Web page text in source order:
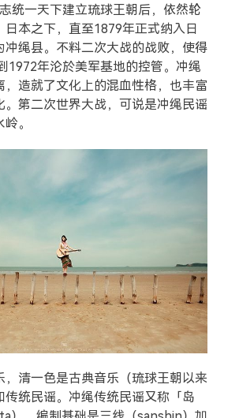
统一天下建立琉球王朝后，依然轮
日本之下，直至1879年正式纳入日
冲绳县。不料二次大战的战败，使得
1972年沦於美军基地的控管。冲绳
，造就了文化上的混血性格，也丰富
。第二次世界大战，可说是冲绳民谣
。
，清一色是古典音乐（琉球王朝以来
传统民谣。冲绳传统民谣又称「岛